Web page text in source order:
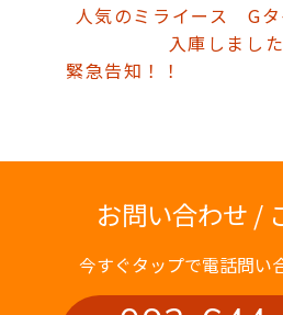
人気のミライース G
入庫しまし
緊急告知！！
お問い合わせ /
今すぐタップで電話問い